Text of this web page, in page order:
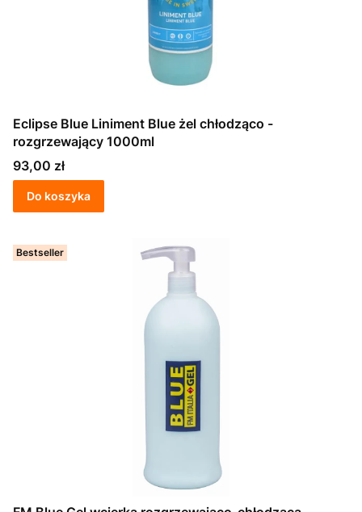
Eclipse Blue Liniment Blue żel chłodząco -
rozgrzewający 1000ml
Cena
93,00 zł
Do koszyka
Bestseller